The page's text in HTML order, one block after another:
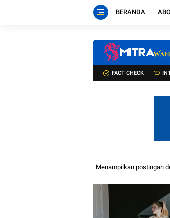
BERANDA
FACT CHECK
Menampilkan postingan